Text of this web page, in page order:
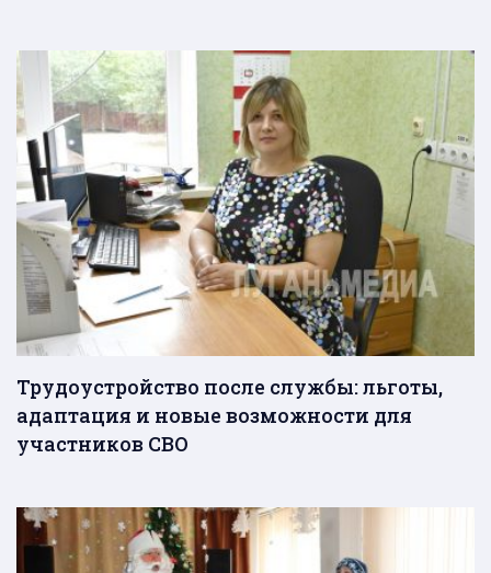
Трудоустройство после службы: льготы,
адаптация и новые возможности для
участников СВО